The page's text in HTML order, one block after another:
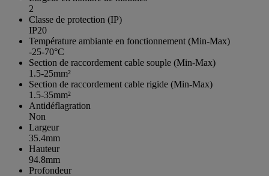
2
Classe de protection (IP)
IP20
Température ambiante en fonctionnement (Min-Max)
-25-70°C
Section de raccordement cable souple (Min-Max)
1.5-25mm²
Section de raccordement cable rigide (Min-Max)
1.5-35mm²
Antidéflagration
Non
Largeur
35.4mm
Hauteur
94.8mm
Profondeur